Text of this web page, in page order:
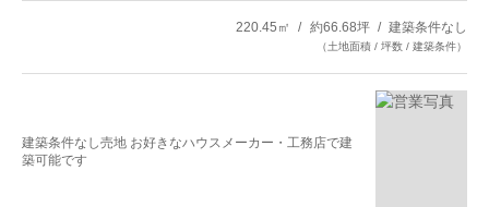
220.45㎡ 約66.68坪 建築条件なし
（土地面積 / 坪数 / 建築条件）
建築条件なし売地 お好きなハウスメーカー・工務店で建
築可能です